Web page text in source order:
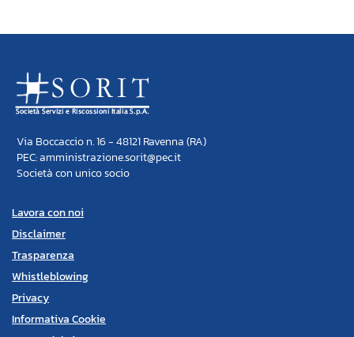
Via Boccaccio n. 16 - 48121 Ravenna (RA)
PEC: amministrazione.sorit@pec.it
Società con unico socio
Lavora con noi
Disclaimer
Trasparenza
Whistleblowing
Privacy
Informativa Cookie